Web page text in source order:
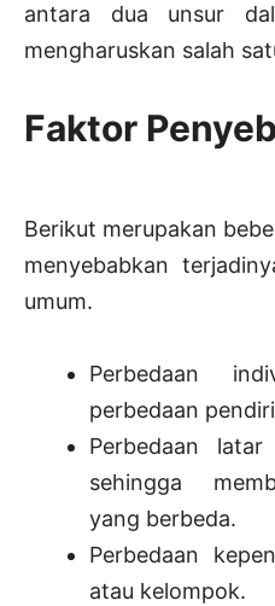
antara dua unsur
mengharuskan salah
Faktor
Berikut merupakan
menyebabkan
umum.
Perbedaan
perbedaan
Perbedaan latar
sehingga
yang berbeda.
Perbedaan
atau kelompok.